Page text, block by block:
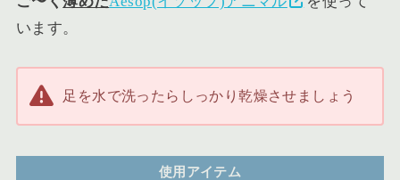
います。
足を水で洗ったらしっかり乾燥させましょう
使用アイテム